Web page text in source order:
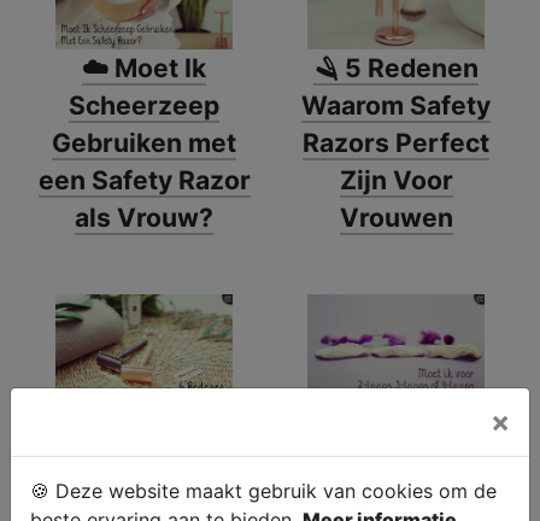
☁️ Moet Ik
Scheerzeep
Gebruiken met
een Safety Razor
als Vrouw?
🪒 5 Redenen
Waarom Safety
Razors Perfect
Zijn Voor
Vrouwen
Safety Razor
🙋‍♀️ Moet Ik Voor
of 4-laags
×
🍪 Deze website maakt gebruik van cookies om de